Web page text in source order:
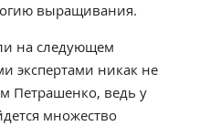
выращивания.
на следующем
экспертами никак не
Петрашенко, ведь у
множество